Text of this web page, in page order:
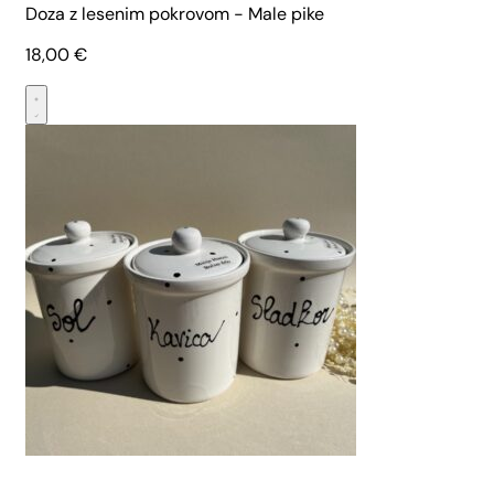
Doza z lesenim pokrovom - Male pike
18,00€